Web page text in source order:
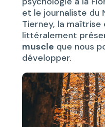
et le journaliste du
Tierney, la maîtrise
littéralement
muscle que nous
développer.